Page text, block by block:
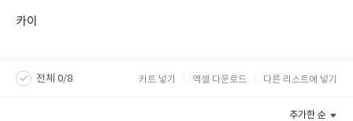
카이
전체 0/8 카트 넣기 엑셀 다운로드 다른 리스트에 넣기
추가한 순